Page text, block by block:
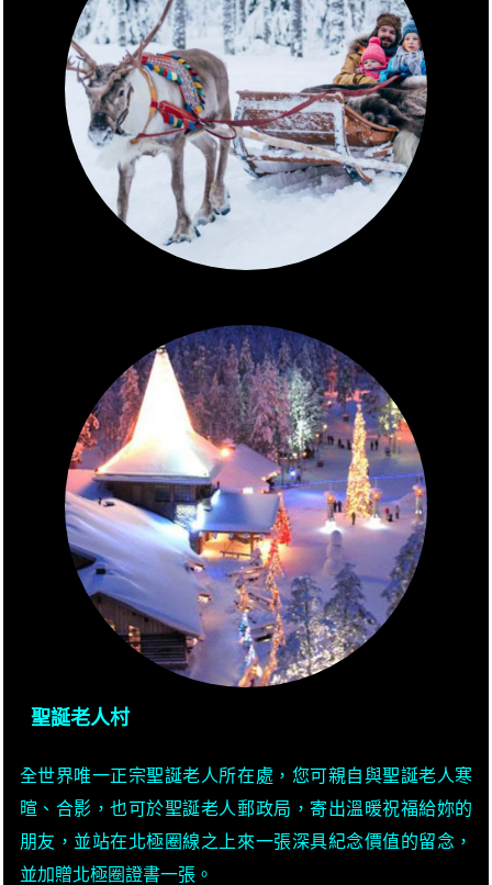
聖誕老人村
全世界唯一正宗聖誕老人所在處，您可親自與聖誕老人寒
暄、合影，也可於聖誕老人郵政局，寄出溫暖祝福給妳的
朋友，並站在北極圈線之上來一張深具紀念價值的留念，
並加贈北極圈證書一張。